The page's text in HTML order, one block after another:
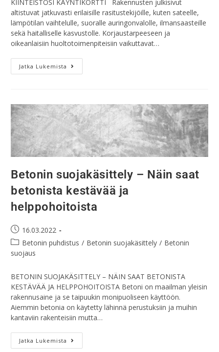
KIINTEISTÖSI KÄYNTIKORTTI Rakennusten julkisivut
altistuvat jatkuvasti erilaisille rasitustekijöille, kuten sateelle,
lämpötilan vaihtelulle, suoralle auringonvalolle, ilmansaasteille
sekä haitalliselle kasvustolle. Korjaustarpeeseen ja
oikeanlaisiin huoltotoimenpiteisiin vaikuttavat…
Jatka Lukemista
Betonin suojakäsittely – Näin saat
betonista kestävää ja
helppohoitoista
16.03.2022
Betonin puhdistus / Betonin suojakäsittely / Betonin
suojaus
BETONIN SUOJAKÄSITTELY – NÄIN SAAT BETONISTA
KESTÄVÄÄ JA HELPPOHOITOISTA Betoni on maailman yleisin
rakennusaine ja se taipuukin monipuoliseen käyttöön.
Aiemmin betonia on käytetty lähinnä perustuksiin ja muihin
kantaviin rakenteisiin mutta…
Jatka Lukemista